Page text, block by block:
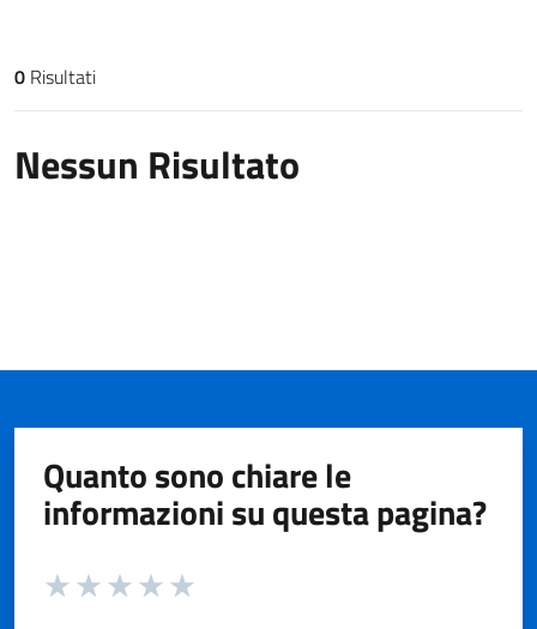
Risultati di ricerca
0 Risultati
Nessun Risultato
Quanto sono chiare le
informazioni su questa pagina?
Valuta da 1 a 5 stelle la pagina